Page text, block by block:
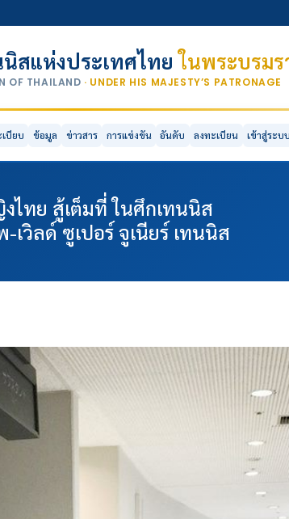
สแห่งประเทศไทยในพระบรม
OF THAILAND · UNDER HIS MAJESTY’S PATRONAGE
บียบ ข้อมูล ข่าวสาร การแข่งขัน อันดับ ลงทะเบียน เข้าสู่ระบบ
ไทย สู้เต็มที่ ในศึกเทนนิส
เวิลด์ ซูเปอร์ จูเนียร์ เทนนิส